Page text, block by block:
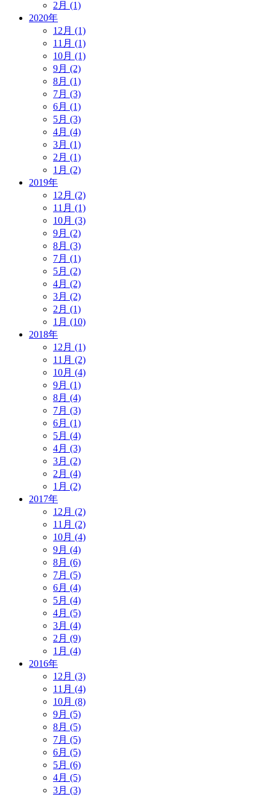
2月 (1)
2020年
12月 (1)
11月 (1)
10月 (1)
9月 (2)
8月 (1)
7月 (3)
6月 (1)
5月 (3)
4月 (4)
3月 (1)
2月 (1)
1月 (2)
2019年
12月 (2)
11月 (1)
10月 (3)
9月 (2)
8月 (3)
7月 (1)
5月 (2)
4月 (2)
3月 (2)
2月 (1)
1月 (10)
2018年
12月 (1)
11月 (2)
10月 (4)
9月 (1)
8月 (4)
7月 (3)
6月 (1)
5月 (4)
4月 (3)
3月 (2)
2月 (4)
1月 (2)
2017年
12月 (2)
11月 (2)
10月 (4)
9月 (4)
8月 (6)
7月 (5)
6月 (4)
5月 (4)
4月 (5)
3月 (4)
2月 (9)
1月 (4)
2016年
12月 (3)
11月 (4)
10月 (8)
9月 (5)
8月 (5)
7月 (5)
6月 (5)
5月 (6)
4月 (5)
3月 (3)